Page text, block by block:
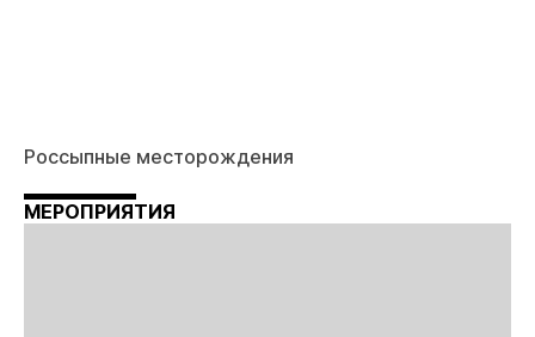
Россыпные месторождения
МЕРОПРИЯТИЯ